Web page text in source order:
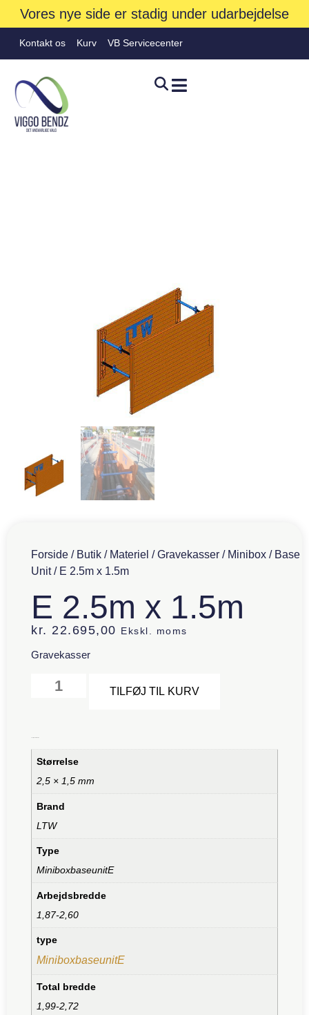
Vores nye side er stadig under udarbejdelse
Kontakt os Kurv VB Servicecenter
Forside / Butik / Materiel /Gravekasser / Minibox / Base
Unit/ E 2.5m x 1.5m
E 2.5m x 1.5m
kr. 22.695,00 Ekskl. moms
Gravekasser
TILFØJ TIL KURV
Størrelse
2,5 × 1,5 mm
Brand
LTW
Type
MiniboxbaseunitE
Arbejdsbredde
1,87-2,60
type
MiniboxbaseunitE
Total bredde
1,99-2,72